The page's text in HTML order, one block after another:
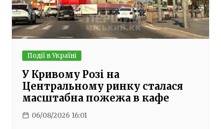
Події в Україні
У Кривому Розі на
Центральному ринку сталася
масштабна пожежа в кафе
06/08/2026 16:01